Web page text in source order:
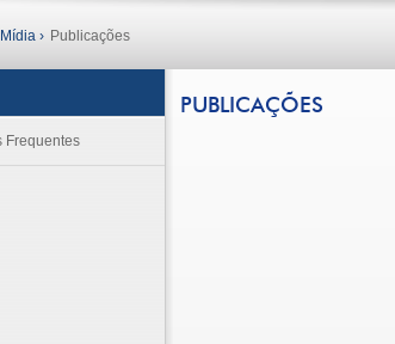
Mídia › Publicações
Frequentes
PUBLICAÇÕES